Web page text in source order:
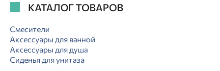
КАТАЛОГ ТОВАРОВ
Смесители
Аксессуары для ванной
Аксессуары для душа
Сиденья для унитаза